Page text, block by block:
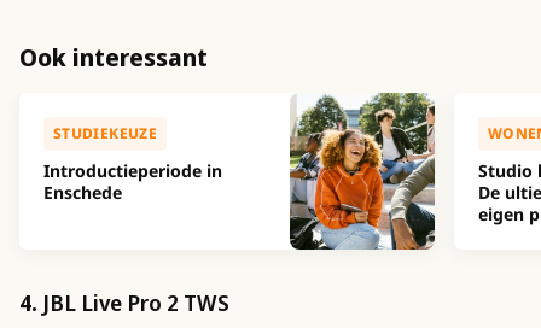
Ook interessant
STUDIEKEUZE
Introductieperiode in
Enschede
Studio
De
eigen
4. JBL Live Pro 2 TWS